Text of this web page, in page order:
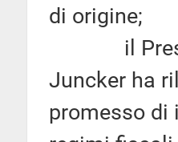
di origine;
il
Juncker ha
promesso di